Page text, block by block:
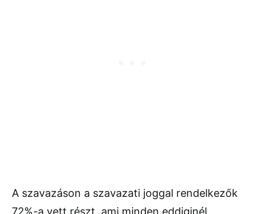
A szavazáson a szavazati joggal rendelkezők
72%-a vett részt, ami minden eddiginél